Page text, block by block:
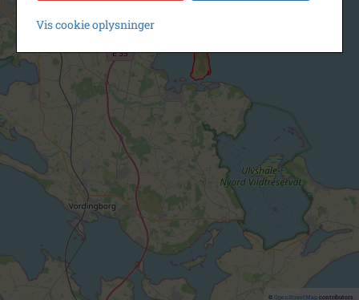
© OpenStreetMapcontributors.
Vis cookie oplysninger